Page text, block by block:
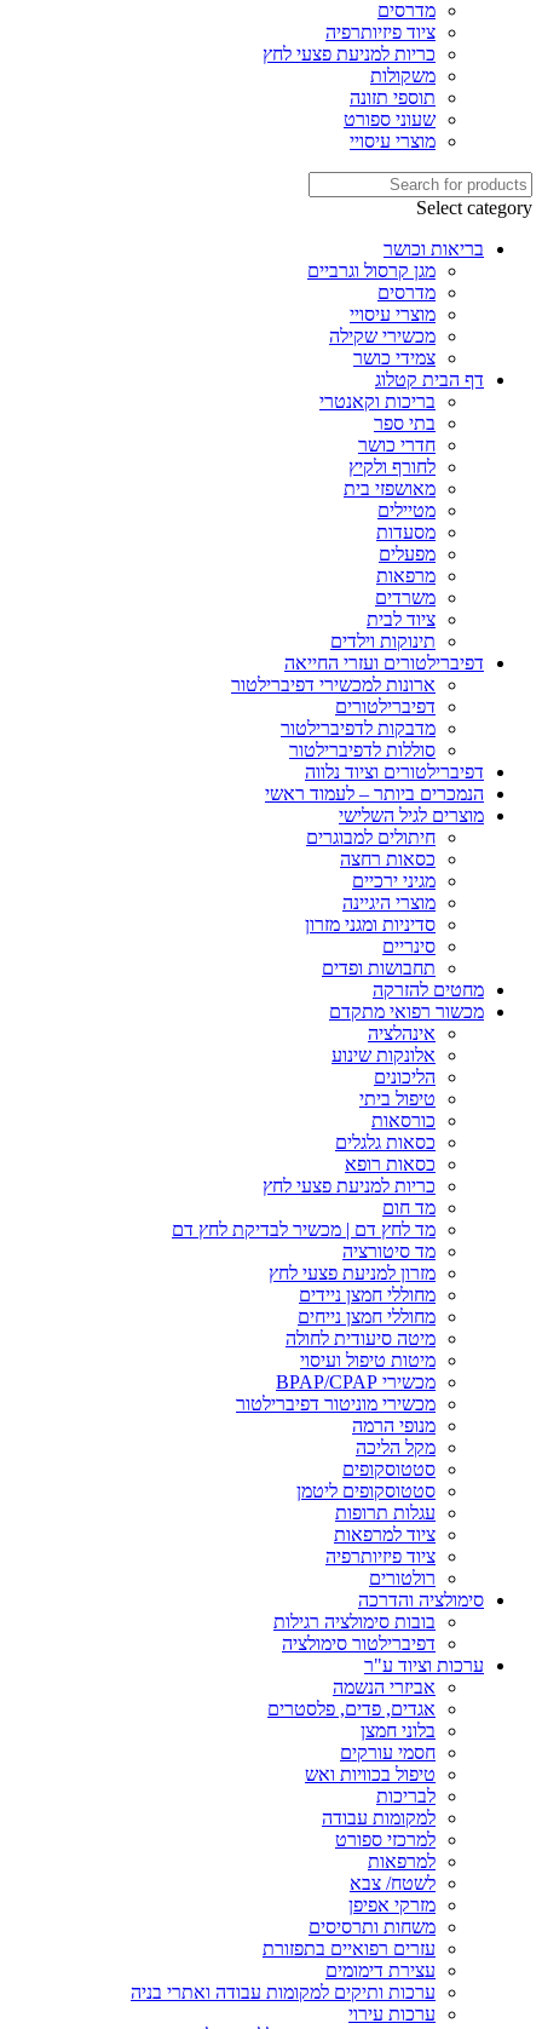
מדרסים
ציוד פיזיותרפיה
כריות למניעת פצעי לחץ
משקולות
תוספי תזונה
שעוני ספורט
מוצרי עיסויי
Select category
בריאות וכושר
מגן קרסול וגרביים
מדרסים
מוצרי עיסויי
מכשירי שקילה
צמידי כושר
דף הבית קטלוג
בריכות וקאנטרי
בתי ספר
חדרי כושר
לחורף ולקיץ
מאושפזי בית
מטיילים
מסעדות
מפעלים
מרפאות
משרדים
ציוד לבית
תינוקות וילדים
דפיברילטורים ועזרי החייאה
ארונות למכשירי דפיברילטור
דפיברילטורים
מדבקות לדפיברילטור
סוללות לדפיברילטור
דפיברילטורים וציוד נלווה
הנמכרים ביותר – לעמוד ראשי
מוצרים לגיל השלישי
חיתולים למבוגרים
כסאות רחצה
מגיני ירכיים
מוצרי היגיינה
סדיניות ומגני מזרון
סינריים
תחבושות ופדים
מחטים להזרקה
מכשור רפואי מתקדם
אינהלציה
אלונקות שינוע
הליכונים
טיפול ביתי
כורסאות
כסאות גלגלים
כסאות רופא
כריות למניעת פצעי לחץ
מד חום
מד לחץ דם | מכשיר לבדיקת לחץ דם
מד סיטורציה
מזרון למניעת פצעי לחץ
מחוללי חמצן ניידים
מחוללי חמצן נייחים
מיטה סיעודית לחולה
מיטות טיפול ועיסוי
מכשירי BPAP/CPAP
מכשירי מוניטור דפיברילטור
מנופי הרמה
מקל הליכה
סטטוסקופים
סטטוסקופים ליטמן
עגלות תרופות
ציוד למרפאות
ציוד פיזיותרפיה
רולטורים
סימולציה והדרכה
בובות סימולציה רגילות
דפיברילטור סימולציה
ערכות וציוד ע"ר
אביזרי הנשמה
אגדים, פדים, פלסטרים
בלוני חמצן
חסמי עורקים
טיפול בכוויות ואש
לבריכות
למקומות עבודה
למרכזי ספורט
למרפאות
לשטח/ צבא
מזרקי אפיפן
משחות ותרסיסים
עזרים רפואיים בתפזורת
עצירת דימומים
ערכות ותיקים למקומות עבודה ואתרי בניה
ערכות עירוי